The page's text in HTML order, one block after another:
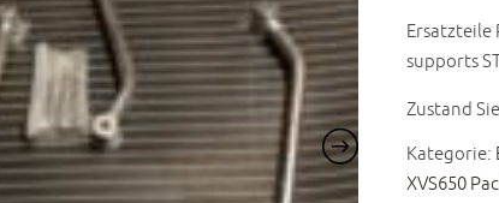
Ersatzteile
supports
Zustand
Kategorie:
XVS650